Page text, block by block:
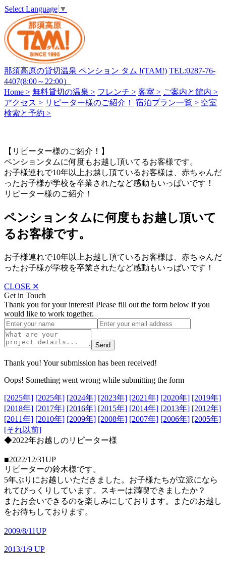
Select Language ▼
那須高原の貸切温泉 ペンション タム !(TAM!) TEL:0287-76-
4407(8:00～22:00）
Home > 無料貸切の温泉 > フレンチ > 客室 > ご案内と館内 >
アクセス > リピーター様のご紹介！ 宿泊プラン一覧 > 空室
検索と予約 >
【リピーター様のご紹介！】
ペンションタムに何度もお越し頂いてるお客様です。
お子様連れで10年以上お越し頂ているお客様は、赤ちゃんだ
ったお子様が学校を卒業されたなど感動もいっぱいです！
リピーター様のご紹介！
ペンションタムに何度もお越し頂いて
るお客様です。
お子様連れで10年以上お越し頂ているお客様は、赤ちゃんだ
ったお子様が学校を卒業されたなど感動もいっぱいです！
CLOSE ✕
Get in Touch
Thank you for your interest! Please fill out the form below if you
would like to work together.
Thank you! Your submission has been received!
Oops! Something went wrong while submitting the form
[2025年] [2025年] [2024年] [2023年] [2021年] [2020年] [2019年]
[2018年] [2017年] [2016年] [2015年] [2014年] [2013年] [2012年]
[2011年] [2010年] [2009年] [2008年] [2007年] [2006年] [2005年]
[それ以前]
◆2022年お越しのリピーター様
■2022/12/31UP
リピーターの鈴木様です。
5年ぶりにお越しいただきました。お子様たちが立派になら
れてびっくりしています。スキーは満喫できましたか？
またお会いできるのを楽しみにしております。またのお越し
をお待ちしております。
2009/8/11UP
2013/1/9 UP